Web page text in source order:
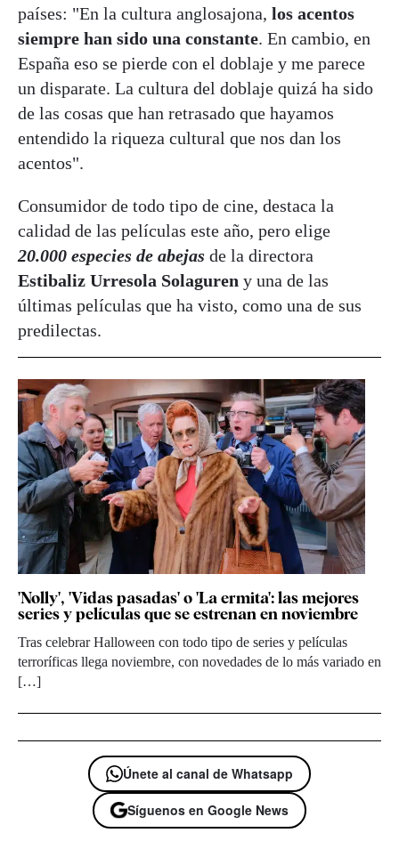
países: "En la cultura anglosajona, los acentos
siempre han sido una constante. En cambio, en
España eso se pierde con el doblaje y me parece
un disparate. La cultura del doblaje quizá ha sido
de las cosas que han retrasado que hayamos
entendido la riqueza cultural que nos dan los
acentos".
Consumidor de todo tipo de cine, destaca la
calidad de las películas este año, pero elige
20.000 especies de abejas de la directora
Estibaliz Urresola Solaguren y una de las
últimas películas que ha visto, como una de sus
predilectas.
'Nolly', 'Vidas pasadas' o 'La ermita': las mejores
series y películas que se estrenan en noviembre
Tras celebrar Halloween con todo tipo de series y películas
terroríficas llega noviembre, con novedades de lo más variado en
[…]
Únete al canal de Whatsapp
Síguenos en Google News